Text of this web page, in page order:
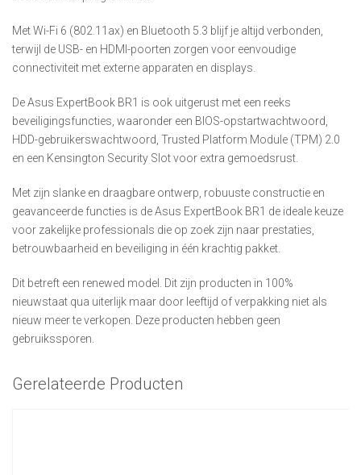
Met Wi-Fi 6 (802.11ax) en Bluetooth 5.3 blijf je altijd verbonden,
terwijl de USB- en HDMI-poorten zorgen voor eenvoudige
connectiviteit met externe apparaten en displays.
De Asus ExpertBook BR1 is ook uitgerust met een reeks
beveiligingsfuncties, waaronder een BIOS-opstartwachtwoord,
HDD-gebruikerswachtwoord, Trusted Platform Module (TPM) 2.0
en een Kensington Security Slot voor extra gemoedsrust.
Met zijn slanke en draagbare ontwerp, robuuste constructie en
geavanceerde functies is de Asus ExpertBook BR1 de ideale keuze
voor zakelijke professionals die op zoek zijn naar prestaties,
betrouwbaarheid en beveiliging in één krachtig pakket.
Dit betreft een renewed model. Dit zijn producten in 100%
nieuwstaat qua uiterlijk maar door leeftijd of verpakking niet als
nieuw meer te verkopen. Deze producten hebben geen
gebruikssporen.
Gerelateerde Producten